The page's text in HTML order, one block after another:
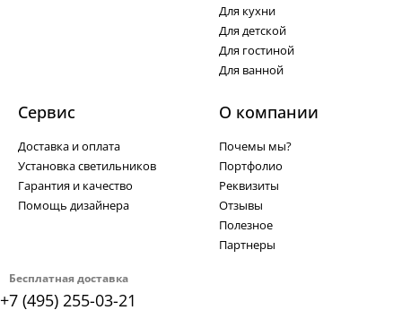
Бесплатная доставка
+7 (495) 255-03-21
Для кухни
Для детской
Для гостиной
Для ванной
Сервис
Доставка и оплата
Установка светильников
Гарантия и качество
Помощь дизайнера
О компании
Почемы мы?
Портфолио
Реквизиты
Отзывы
Полезное
Партнеры